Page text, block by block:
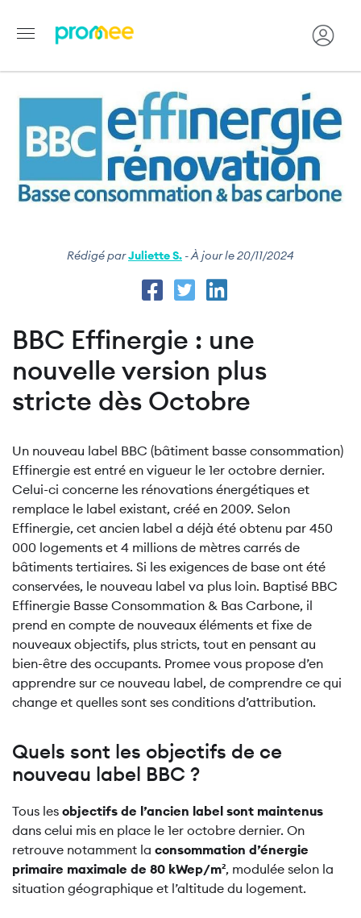
au
contenu
principal
Rédigé parJuliette S. - À jour le 20/11/2024
BBC Effinergie : une
nouvelle version plus
stricte dès Octobre
Un nouveau label BBC (bâtiment basse consommation)
Effinergie est entré en vigueur le 1er octobre dernier.
Celui-ci concerne les rénovations énergétiques et
remplace le label existant, créé en 2009. Selon
Effinergie, cet ancien label a déjà été obtenu par 450
000 logements et 4 millions de mètres carrés de
bâtiments tertiaires. Si les exigences de base ont été
conservées, le nouveau label va plus loin. Baptisé BBC
Effinergie Basse Consommation & Bas Carbone, il
prend en compte de nouveaux éléments et fixe de
nouveaux objectifs, plus stricts, tout en pensant au
bien-être des occupants. Promee vous propose d’en
apprendre sur ce nouveau label, de comprendre ce qui
change et quelles sont ses conditions d’attribution.
Quels sont les objectifs de ce
nouveau label BBC ?
Tous les objectifs de l’ancien label sont maintenus
dans celui mis en place le 1er octobre dernier. On
retrouve notamment la consommation d’énergie
primaire maximale de 80 kWep/m², modulée selon la
situation géographique et l’altitude du logement.